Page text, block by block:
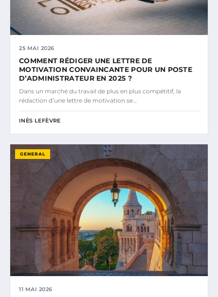
25 MAI 2026
COMMENT RÉDIGER UNE LETTRE DE
MOTIVATION CONVAINCANTE POUR UN POSTE
D’ADMINISTRATEUR EN 2025 ?
Dans un marché du travail de plus en plus compétitif, la
rédaction d’une lettre de motivation se…
INÈS LEFÈVRE
GENERAL
11 MAI 2026